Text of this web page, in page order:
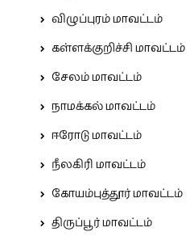
விழுப்புரம் மாவட்டம்
கள்ளக்குறிச்சி மாவட்டம்
சேலம் மாவட்டம்
நாமக்கல் மாவட்டம்
ஈரோடு மாவட்டம்
நீலகிரி மாவட்டம்
கோயம்புத்தூர் மாவட்டம்
திருப்பூர் மாவட்டம்